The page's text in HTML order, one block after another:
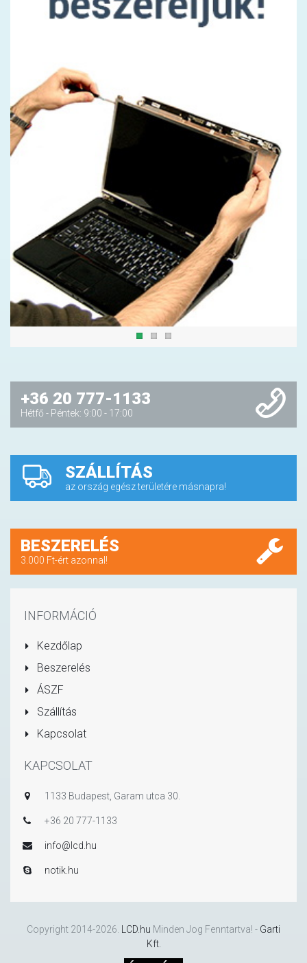
+36 20 777-1133
Hétfő - Péntek: 9:00 - 17:00
SZÁLLÍTÁS
az ország egész területére másnapra!
BESZERELÉS
3.000 Ft-ért azonnal!
INFORMÁCIÓ
Kezdőlap
Beszerelés
ÁSZF
Szállítás
Kapcsolat
KAPCSOLAT
1133 Budapest, Garam utca 30.
+36 20 777-1133
info@lcd.hu
notik.hu
Copyright 2014-2026. LCD.hu Minden Jog Fenntartva! - Garti
Kft.